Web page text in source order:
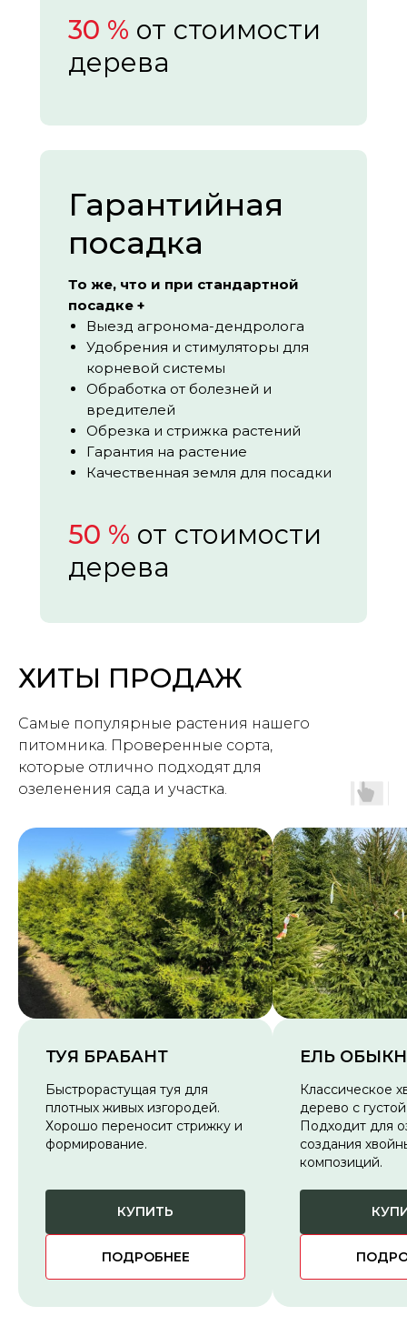
50 % от стоимости
дерева
То же, что и при стандартной
посадке +
Выезд агронома-дендролога
Удобрения и стимуляторы для
корневой системы
Обработка от болезней и
вредителей
Обрезка и стрижка растений
Гарантия на растение
Качественная земля для посадки
Гарантийная
посадка
30 % от стоимости
дерева
ХИТЫ ПРОДАЖ
Самые популярные растения нашего
питомника. Проверенные сорта,
которые отлично подходят для
озеленения сада и участка.
ТУЯ БРАБАНТ
Быстрорастущая туя для
плотных живых изгородей.
Хорошо переносит стрижку и
формирование.
КУПИТЬ
ПОДРОБНЕЕ
ЕЛЬ
Классическое
дерево с
Подходит для
создания
композиций.